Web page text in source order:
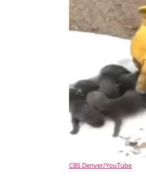
CBS Denver/YouTube